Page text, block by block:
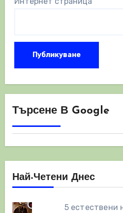
Търсене В Google
Най-Четени Днес
5 естествени